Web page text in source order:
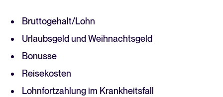
Bruttogehalt/Lohn
Urlaubsgeld und Weihnachtsgeld
Bonusse
Reisekosten
Lohnfortzahlung im Krankheitsfall